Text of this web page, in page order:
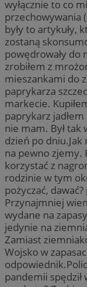
wyłącznie to co
przechowywania
były to artykuły,
zostaną
powędrowały do
zrobiłem z
mieszankami do
paprykarza
markecie.
paprykarz
nie mam. Był tak
dzień po dniu.Jak
na pewno zjemy.
korzystać z
rodzinie w tym
pożyczać,
Przynajmniej
wydane na
jedynie na
Zamiast
Wojsko w
pandemii